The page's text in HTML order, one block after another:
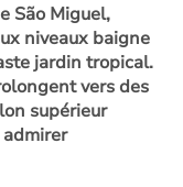
São Miguel,
niveaux baigne
jardin tropical.
vers des
supérieur